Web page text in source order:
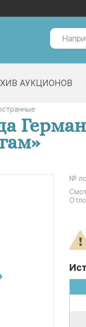
АУКЦИОНОВ
№